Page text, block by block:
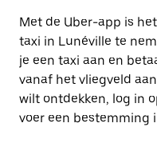
Met de Uber-app is
taxi in Lunéville te
je een taxi aan en
vanaf het vliegveld
wilt ontdekken, log in
voer een bestemming